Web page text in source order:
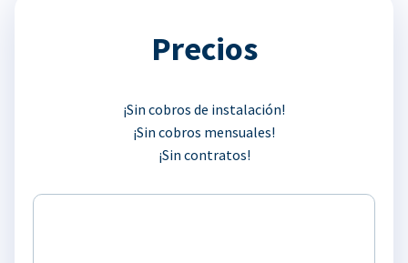
Precios
¡Sin cobros de instalación!
¡Sin cobros mensuales!
¡Sin contratos!